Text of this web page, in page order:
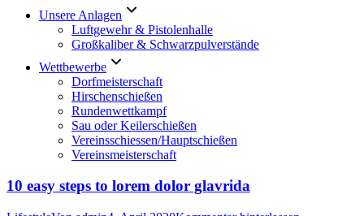
Unsere Anlagen
Luftgewehr & Pistolenhalle
Großkaliber & Schwarzpulverstände
Wettbewerbe
Dorfmeisterschaft
Hirschenschießen
Rundenwettkampf
Sau oder Keilerschießen
Vereinsschiessen/Hauptschießen
Vereinsmeisterschaft
10 easy steps to lorem dolor glavrida